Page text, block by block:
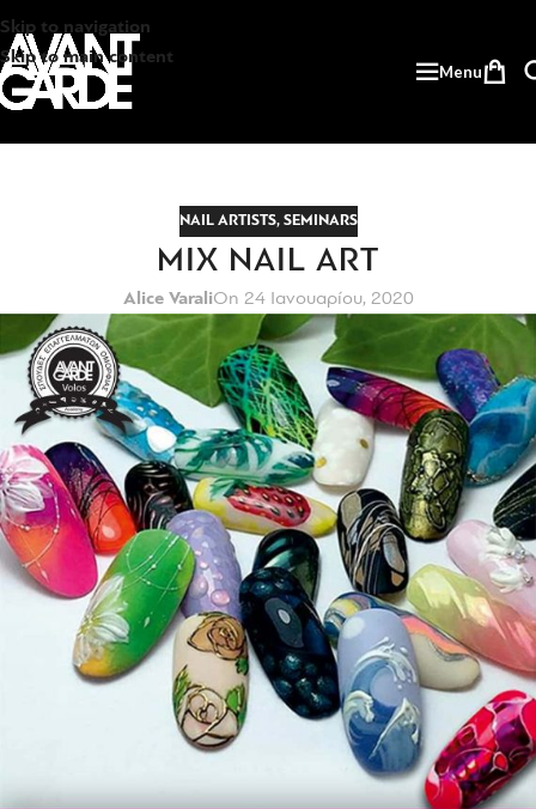
Skip to navigation
Skip to main content
Menu
NAIL ARTISTS, SEMINARS
MIX NAIL ART
Alice VaraliOn 24 Ιανουαρίου, 2020